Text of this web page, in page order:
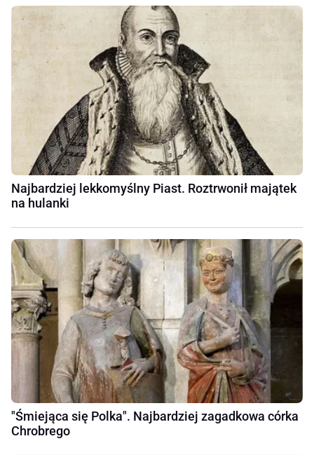
Najbardziej lekkomyślny Piast. Roztrwonił majątek
na hulanki
"Śmiejąca się Polka". Najbardziej zagadkowa córka
Chrobrego